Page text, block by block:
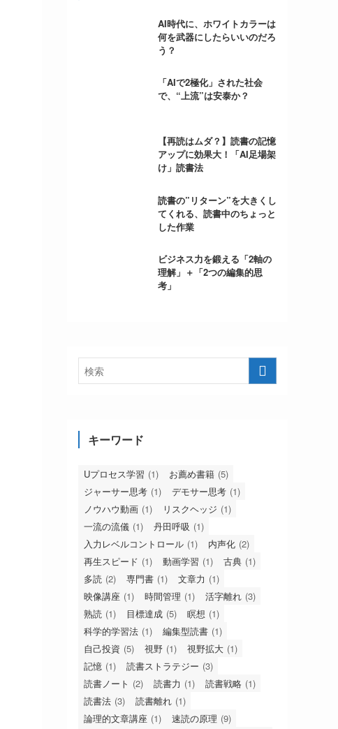
AI時代に、ホワイトカラーは
何を武器にしたらいいのだろ
う？
「AIで2極化」された社会
で、“上流”は安泰か？
【再読はムダ？】読書の記憶
アップに効果大！「AI足場架
け」読書法
読書の”リターン”を大きくし
てくれる、読書中のちょっと
した作業
ビジネス力を鍛える「2軸の
理解」＋「2つの編集的思
考」
キーワード
Uプロセス学習 (1) お薦め書籍 (5)
ジャーサー思考 (1) デモサー思考 (1)
ノウハウ動画 (1) リスクヘッジ (1)
一流の流儀 (1) 丹田呼吸 (1)
入力レベルコントロール (1) 内声化 (2)
再生スピード (1) 動画学習 (1) 古典 (1)
多読 (2) 専門書 (1) 文章力 (1)
映像講座 (1) 時間管理 (1) 活字離れ (3)
熟読 (1) 目標達成 (5) 瞑想 (1)
科学的学習法 (1) 編集型読書 (1)
自己投資 (5) 視野 (1) 視野拡大 (1)
記憶 (1) 読書ストラテジー (3)
読書ノート (2) 読書力 (1) 読書戦略 (1)
読書法 (3) 読書離れ (1)
論理的文章講座 (1) 速読の原理 (9)